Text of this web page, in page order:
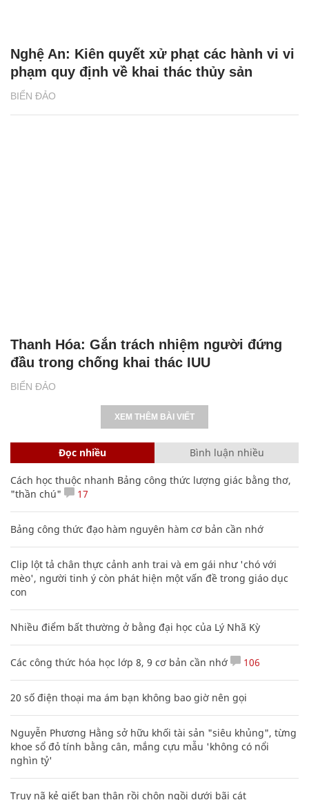
BIỂN ĐẢO
Nghệ An: Kiên quyết xử phạt các hành vi vi
phạm quy định về khai thác thủy sản
BIỂN ĐẢO
Thanh Hóa: Gắn trách nhiệm người đứng
đầu trong chống khai thác IUU
XEM THÊM BÀI VIẾT
Đọc nhiều Bình luận nhiều
Cách học thuộc nhanh Bảng công thức lượng giác bằng thơ,
"thần chú"
17
Bảng công thức đạo hàm nguyên hàm cơ bản cần nhớ
Clip lột tả chân thực cảnh anh trai và em gái như 'chó với
mèo', người tinh ý còn phát hiện một vấn đề trong giáo dục
con
Nhiều điểm bất thường ở bằng đại học của Lý Nhã Kỳ
Các công thức hóa học lớp 8, 9 cơ bản cần nhớ 106
20 số điện thoại ma ám bạn không bao giờ nên gọi
Nguyễn Phương Hằng sở hữu khối tài sản "siêu khủng", từng
khoe sổ đỏ tính bằng cân, mắng cựu mẫu 'không có nổi
nghìn tỷ'
Truy nã kẻ giết bạn thân rồi chôn ngồi dưới bãi cát